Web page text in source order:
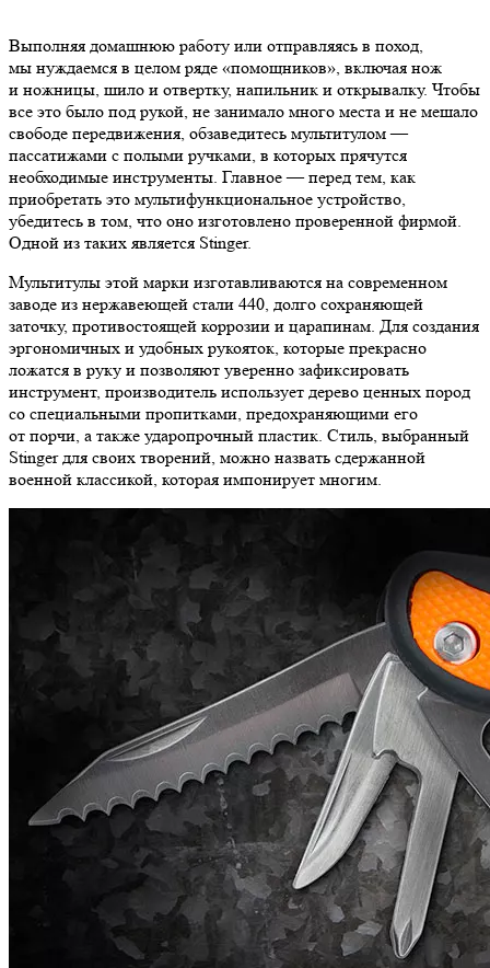
Выполняя домашнюю работу или отправляясь в поход,
мы нуждаемся в целом ряде «помощников», включая нож
и ножницы, шило и отвертку, напильник и открывалку. Чтобы
все это было под рукой, не занимало много места и не мешало
свободе передвижения, обзаведитесь мультитулом —
пассатижами с полыми ручками, в которых прячутся
необходимые инструменты. Главное — перед тем, как
приобретать это мультифункциональное устройство,
убедитесь в том, что оно изготовлено проверенной фирмой.
Одной из таких является Stinger.
Мультитулы этой марки изготавливаются на современном
заводе из нержавеющей стали 440, долго сохраняющей
заточку, противостоящей коррозии и царапинам. Для создания
эргономичных и удобных рукояток, которые прекрасно
ложатся в руку и позволяют уверенно зафиксировать
инструмент, производитель использует дерево ценных пород
со специальными пропитками, предохраняющими его
от порчи, а также ударопрочный пластик. Стиль, выбранный
Stinger для своих творений, можно назвать сдержанной
военной классикой, которая импонирует многим.